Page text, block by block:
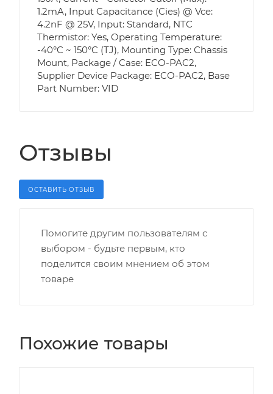
1.2mA, Input Capacitance (Cies) @ Vce:
4.2nF @ 25V, Input: Standard, NTC
Thermistor: Yes, Operating Temperature:
-40°C ~ 150°C (TJ), Mounting Type: Chassis
Mount, Package / Case: ECO-PAC2,
Supplier Device Package: ECO-PAC2, Base
Part Number: VID
Отзывы
ОСТАВИТЬ ОТЗЫВ
Помогите другим пользователям с
выбором - будьте первым, кто
поделится своим мнением об этом
товаре
Похожие товары